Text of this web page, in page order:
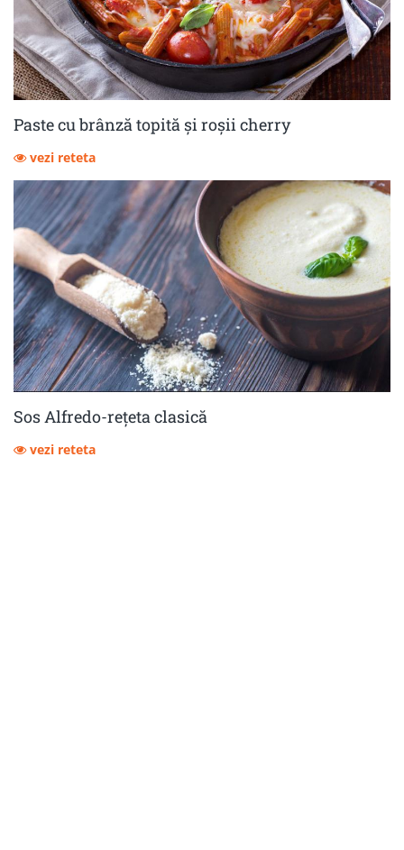
Paste cu brânză topită și roșii cherry
vezi reteta
Sos Alfredo-rețeta clasică
vezi reteta